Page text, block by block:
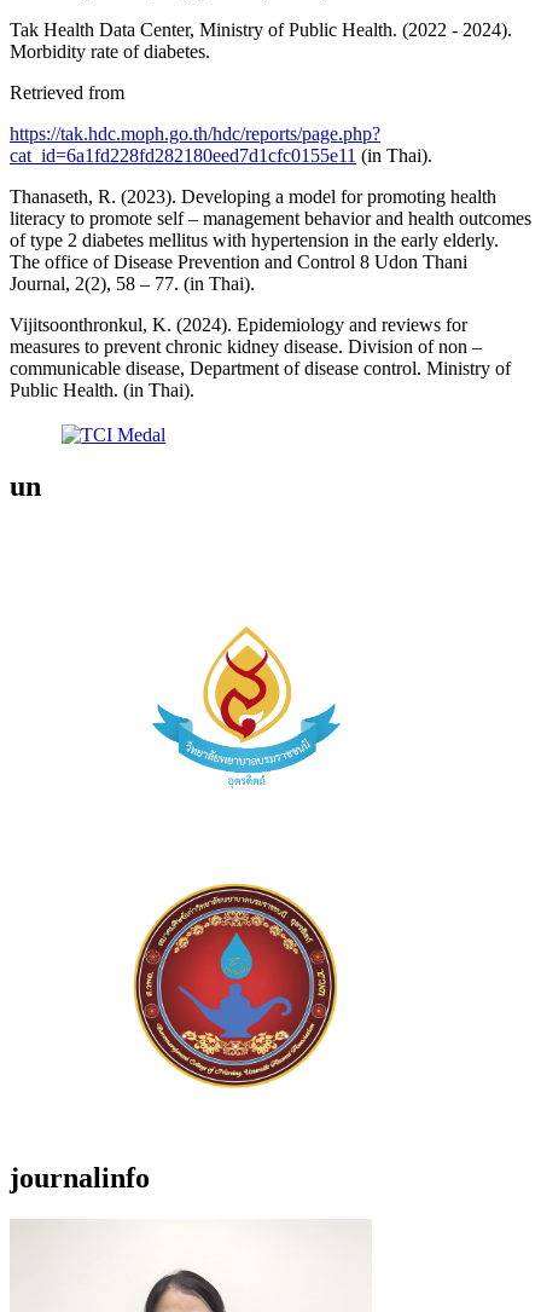
Tak Health Data Center, Ministry of Public Health. (2022 - 2024).
Morbidity rate of diabetes.
Retrieved from
https://tak.hdc.moph.go.th/hdc/reports/page.php?
cat_id=6a1fd228fd282180eed7d1cfc0155e11 (in Thai).
Thanaseth, R. (2023). Developing a model for promoting health
literacy to promote self – management behavior and health outcomes
of type 2 diabetes mellitus with hypertension in the early elderly.
The office of Disease Prevention and Control 8 Udon Thani
Journal, 2(2), 58 – 77. (in Thai).
Vijitsoonthronkul, K. (2024). Epidemiology and reviews for
measures to prevent chronic kidney disease. Division of non –
communicable disease, Department of disease control. Ministry of
Public Health. (in Thai).
un
journalinfo